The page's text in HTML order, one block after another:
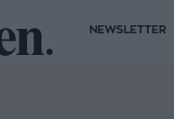
NEWSLETTER